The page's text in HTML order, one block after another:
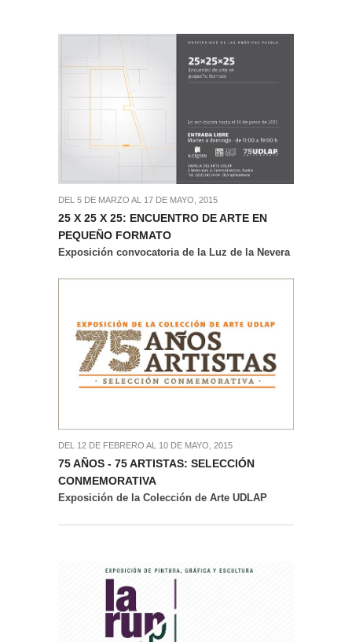
DEL 5 DE MARZO AL 17 DE MAYO, 2015
25 X 25 X 25: ENCUENTRO DE ARTE EN
PEQUEÑO FORMATO
Exposición convocatoria de la Luz de la Nevera
DEL 12 DE FEBRERO AL 10 DE MAYO, 2015
75 AÑOS - 75 ARTISTAS: SELECCIÓN
CONMEMORATIVA
Exposición de la Colección de Arte UDLAP